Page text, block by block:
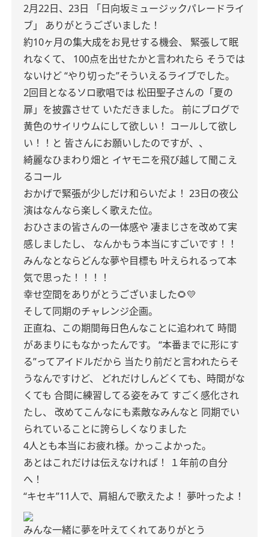
2月22日、23日
「日向坂ミュージックパレードライ
ブ」
ありがとうございました！
約10ヶ月の集大成をお見せする機会、
緊張して眠
れなくて、
100点を出せたかと言われたら そうでは
ないけど“やり切った”そういえるライブでした。
2回目となるソロ歌唱では 松田聖子さんの「夏の
扉」を披露させて いただきました。
前にブログで
黄色のサイリウムにして欲しい！ コールして欲し
い！！と 皆さんにお願いしたのですが、、
綺麗なひまわり畑と イヤモニを飛び越して聞こえ
るコール
おかげで緊張が少しだけ和らいだよ！ 23日の夜公
演はなんなら楽しく歌えた位。
おひさまの皆さんの一体感や 凄まじさを改めて実
感しましたし、
なんかもう本当にすごいです！！
みんなとならどんな夢や目標も 叶えられるって本
気で思った！！！！
幸せ空間をありがとうございました🌻💛
そして同期のチャレンジ企画。
正直ね、この期間毎日色んなことに追われて 時間
があまりにもなかったんです。
“本番までに形にす
る”ってアイドルだから 当たり前だと言われたらそ
うなんですけど、
どれだけしんどくても、時間がな
くても 合間に練習してる姿をみて すごく感化され
たし、
改めてこんなにも素敵なみんなと 同期でい
られていることに誇らしくなりました
4人とも本当にお疲れ様。かっこよかった。
あとはこれだけは伝えなければ！
１年前の自分
へ！
“キセキ”11人で、肩組んで歌えたよ！ 夢叶ったよ！
みんな一緒に夢を叶えてくれてありがとう